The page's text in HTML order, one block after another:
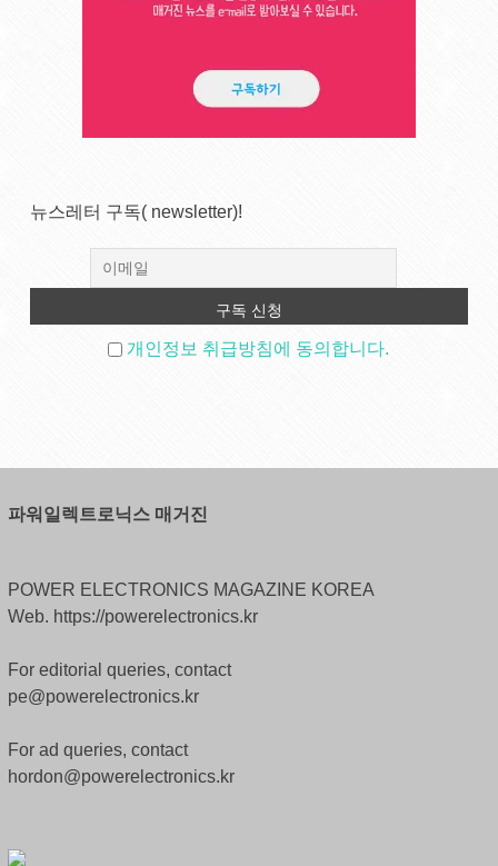
뉴스레터 구독( newsletter)!
개인정보 취급방침에 동의합니다.
파워일렉트로닉스 매거진
POWER ELECTRONICS MAGAZINE KOREA
Web. https://powerelectronics.kr
For editorial queries, contact
pe@powerelectronics.kr
For ad queries, contact
hordon@powerelectronics.kr